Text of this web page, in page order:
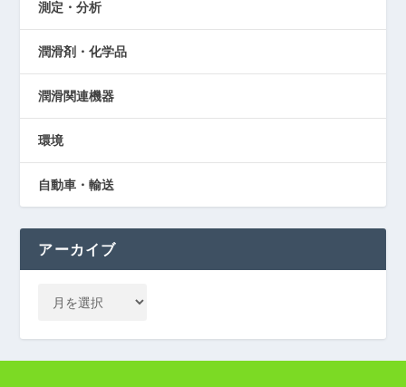
測定・分析
潤滑剤・化学品
潤滑関連機器
環境
自動車・輸送
アーカイブ